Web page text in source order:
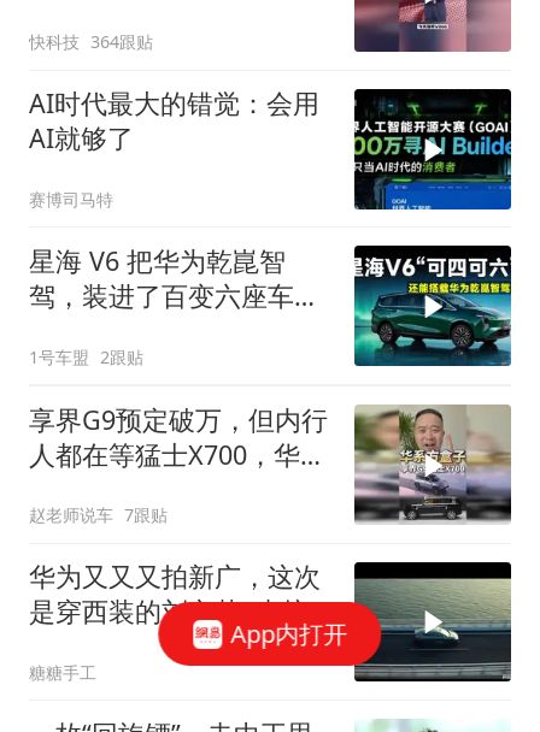
快科技 364跟贴
AI时代最大的错觉：会用
AI就够了
赛博司马特
星海 V6 把华为乾崑智
驾，装进了百变六座车
1号车盟 2跟贴
享界G9预定破万，但内行
人都在等猛士X700，华为
赵老师说车 7跟贴
华为又又又拍新广，这次
是穿西装的刘亦菲~直接
一点，让你心动！
糖糖手工
App内打开